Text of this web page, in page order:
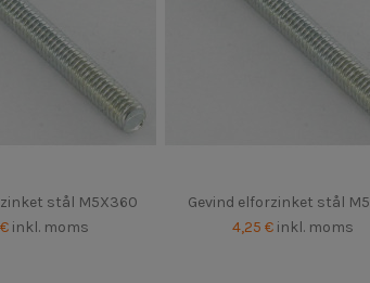
stål M5X360
inkl. moms
Gevind elforzinket stål
4,25 € inkl. moms